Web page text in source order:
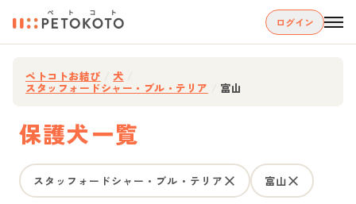
ログイン
ペトコトお結び 犬
スタッフォードシャー・ブル・テリア 富山
保護犬一覧
スタッフォードシャー・ブル・テリア 富山